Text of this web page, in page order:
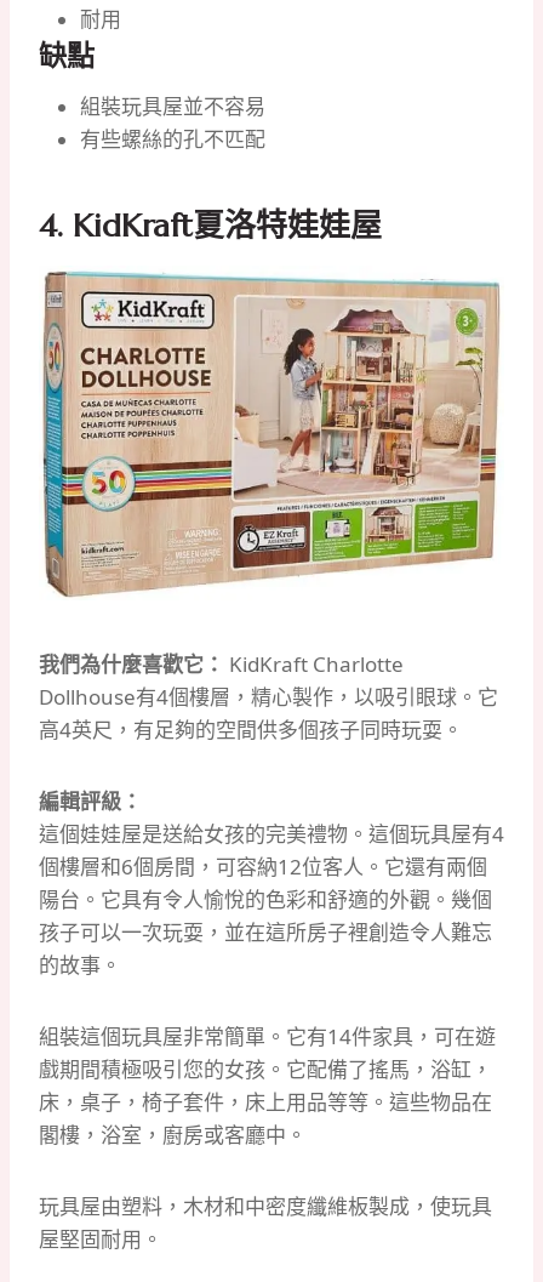
耐用
缺點
組裝玩具屋並不容易
有些螺絲的孔不匹配
4. KidKraft夏洛特娃娃屋
我們為什麼喜歡它： KidKraft Charlotte
Dollhouse有4個樓層，精心製作，以吸引眼球。 它
高4英尺，有足夠的空間供多個孩子同時玩耍。
編輯評級：
這個娃娃屋是送給女孩的完美禮物。 這個玩具屋有4
個樓層和6個房間，可容納12位客人。 它還有兩個
陽台。 它具有令人愉悅的色彩和舒適的外觀。 幾個
孩子可以一次玩耍，並在這所房子裡創造令人難忘
的故事。
組裝這個玩具屋非常簡單。 它有14件家具，可在遊
戲期間積極吸引您的女孩。 它配備了搖馬，浴缸，
床，桌子，椅子套件，床上用品等等。 這些物品在
閣樓，浴室，廚房或客廳中。
玩具屋由塑料，木材和中密度纖維板製成，使玩具
屋堅固耐用。